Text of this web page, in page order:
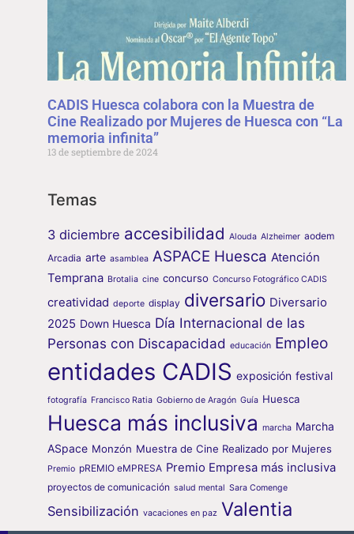
CADIS Huesca colabora con la Muestra de
Cine Realizado por Mujeres de Huesca con “La
memoria infinita”
13 de septiembre de 2024
Temas
3 diciembre accesibilidad Alouda Alzheimer aodem
Arcadia arte asamblea ASPACE Huesca Atención
Temprana Brotalia cine concurso Concurso Fotográfico CADIS
creatividad deporte display diversario Diversario
2025 Down Huesca Día Internacional de las
Personas con Discapacidad educación Empleo
entidades CADIS exposición festival
fotografía Francisco Ratia Gobierno de Aragón Guía Huesca
Huesca más inclusiva marcha Marcha
ASpace Monzón Muestra de Cine Realizado por Mujeres
Premio pREMIO eMPRESA Premio Empresa más inclusiva
proyectos de comunicación salud mental Sara Comenge
Sensibilización vacaciones en paz Valentia